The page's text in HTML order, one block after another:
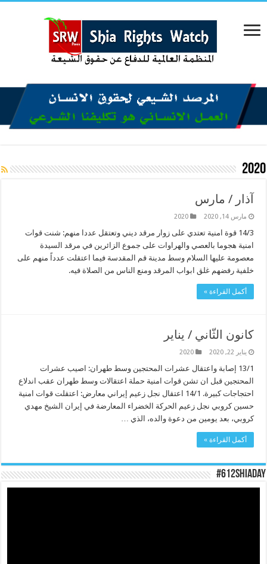
2020
آذار / مارس
مارس 14, 2020 2020
14/3 قوة امنية تعتدي على زوار مرقد ديني وتعتقل عددا منهم: شنت قوات
امنية هجوما بالعصي والهراوات على جموع الزائرين في مرقد السيدة
معصومة عليها السلام وسط مدينة قم المقدسة فيما اعتقلت عدداً منهم على
خلفية رفضهم غلق ابواب المرقد ومنع الناس من الصلاة فيه.
أكمل القراءة »
كانون الثّاني / يناير
يناير 22, 2020 2020
13/1 إصابة واعتقال عشرات المحتجين وسط طهران: اصيب عشرات
المحتجين قبل ان تشن قوات امنية حملة اعتقالات وسط طهران عقب اندلاع
احتجاجات كبيرة. 14/1 اعتقال نجل زعيم إيراني معارض: اعتقلت قوات امنية
حسين كروبي نجل زعيم الحركة الخضراء المعارضة في إيران الشيخ مهدي
كروبي، بعد يومين من دعوة والده، الذي …
أكمل القراءة »
#612ShiaDay